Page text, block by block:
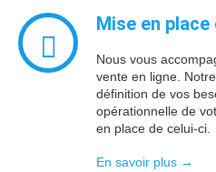
Mise en place
Nous vous
vente en ligne.
définition de vos
opérationnelle de
en place de celui-ci.
En savoir plus →